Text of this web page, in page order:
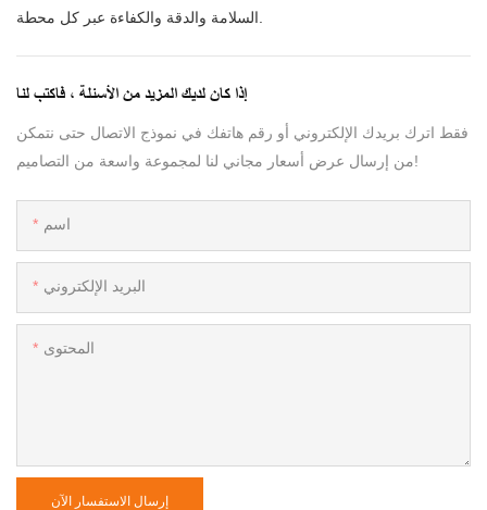
إذا كان لديك المزيد من الأسئلة ، فاكتب لنا
فقط اترك بريدك الإلكتروني أو رقم هاتفك في نموذج الاتصال حتى نتمكن
من إرسال عرض أسعار مجاني لنا لمجموعة واسعة من التصاميم!
اسم
البريد الإلكتروني
المحتوى
إرسال الاستفسار الآن